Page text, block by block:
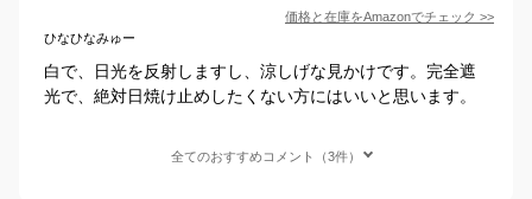
価格と在庫をAmazonでチェック >>
ひなひなみゅー
白で、日光を反射しますし、涼しげな見かけです。完全遮
光で、絶対日焼け止めしたくない方にはいいと思います。
全てのおすすめコメント（3件）